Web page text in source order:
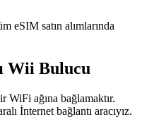
eSIM satın alımlarında
Wii Bulucu
WiFi ağına bağlamaktır.
İnternet bağlantı aracıyız.